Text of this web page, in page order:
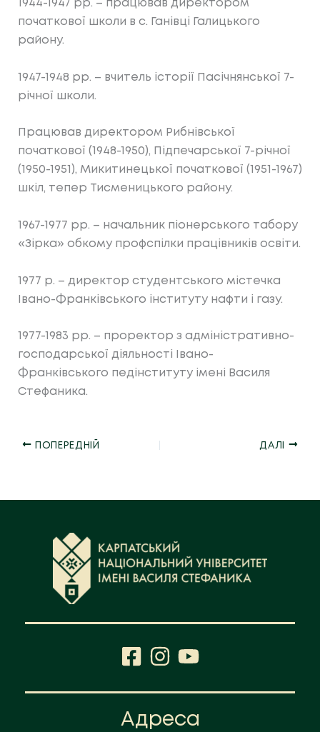
1944-1947 рр. – працював директором
початкової школи в с. Ганівці Галицького
району.
1947-1948 рр. – вчитель історії Пасічнянської 7-
річної школи.
Працював директором Рибнівської
початкової (1948-1950), Підпечарської 7-річної
(1950-1951), Микитинецької початкової (1951-1967)
шкіл, тепер Тисменицького району.
1967-1977 рр. – начальник піонерського табору
«Зірка» обкому профспілки працівників освіти.
1977 р. – директор студентського містечка
Івано-Франківського інституту нафти і газу.
1977-1983 рр. – проректор з адміністративно-
господарської діяльності Івано-
Франківського педінституту імені Василя
Стефаника.
ПОПЕРЕДНІЙ ДАЛІ
Адреса